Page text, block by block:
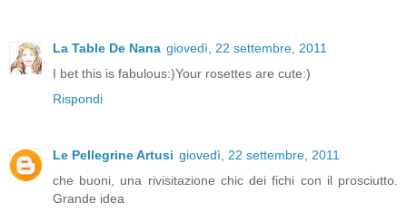
La Table De Nana giovedì, 22 settembre, 2011
I bet this is fabulous:)Your rosettes are cute:)
Rispondi
Le Pellegrine Artusi giovedì, 22 settembre, 2011
che buoni, una rivisitazione chic dei fichi con il prosciutto.
Grande idea